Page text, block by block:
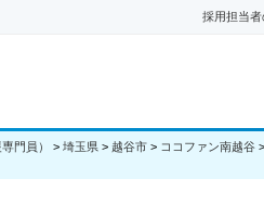
採用担当
門員） > 埼玉県 > 越谷市 > ココファン南越谷 >